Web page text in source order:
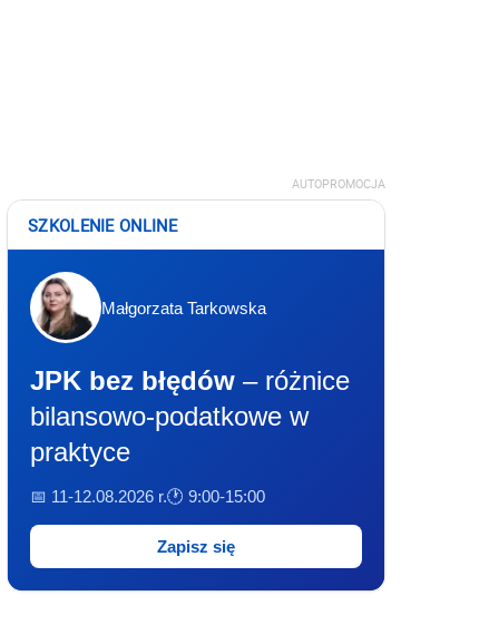
AUTOPROMOCJA
SZKOLENIE ONLINE
Małgorzata Tarkowska
JPK bez błędów – różnice
bilansowo-podatkowe w
praktyce
📅 11-12.08.2026 r.🕐 9:00-15:00
Zapisz się